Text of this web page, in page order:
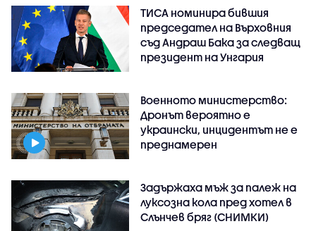
ТИСА номинира бившия
председател на Върховния
съд Андраш Бака за следващ
президент на Унгария
Военното министерство:
Дронът вероятно е
украински, инцидентът не е
преднамерен
Задържаха мъж за палеж на
луксозна кола пред хотел в
Слънчев бряг (СНИМКИ)